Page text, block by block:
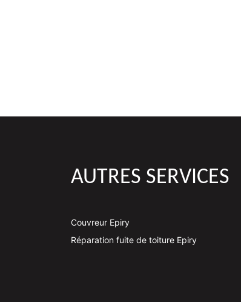
AUTRES SERVICES
Couvreur Epiry
Réparation fuite de toiture Epiry